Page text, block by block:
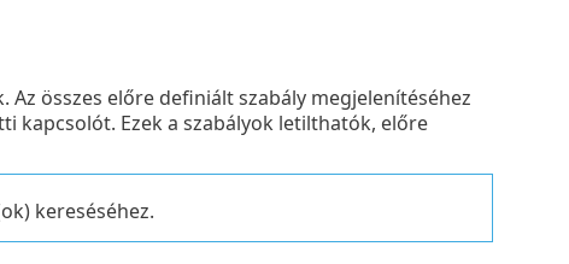
összes előre definiált szabály megjelenítéséhez
kapcsolót. Ezek a szabályok letilthatók, előre
kereséséhez.